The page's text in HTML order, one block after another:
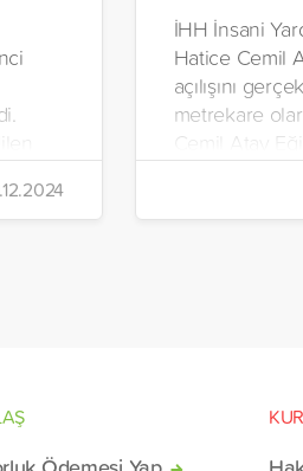
İHH İnsani
Hatice Cemil
açılışını
metrekare
Cemil Atay
olanakları
merkezi